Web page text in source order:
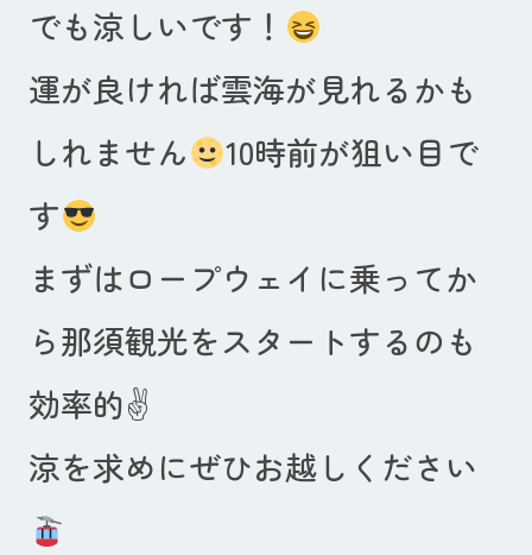
でも涼しいです！
運が良ければ雲海が見れるかも
しれません
10時前が狙い目で
す
まずはロープウェイに乗ってか
ら那須観光をスタートするのも
効率的✌
涼を求めにぜひお越しください